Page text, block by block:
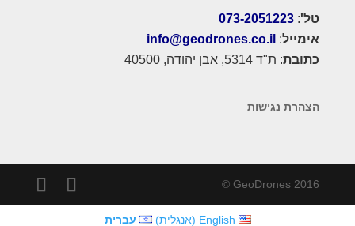
טל':
073-2051223
אימייל:
info@geodrones.co.il
כתובת: ת"ד 5314, אבן יהודה, 40500
הצהרת נגישות
2016 GeoDrones ©
English (אנגלית) עברית